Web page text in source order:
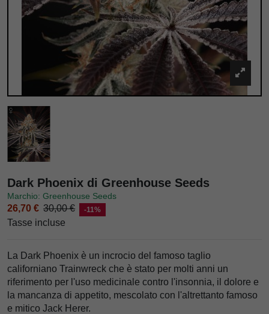
Dark Phoenix di Greenhouse Seeds
Marchio: Greenhouse Seeds
26,70 € 30,00 € -11%
Tasse incluse
La Dark Phoenix è un incrocio del famoso taglio
californiano Trainwreck che è stato per molti anni un
riferimento per l'uso medicinale contro l'insonnia, il dolore e
la mancanza di appetito, mescolato con l'altrettanto famoso
e mitico Jack Herer.